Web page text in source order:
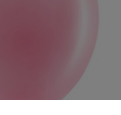
Cookies, um eine